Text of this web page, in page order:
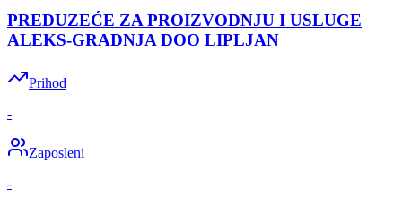
PREDUZEĆE ZA PROIZVODNJU I USLUGE
ALEKS-GRADNJA DOO LIPLJAN
Prihod
-
Zaposleni
-